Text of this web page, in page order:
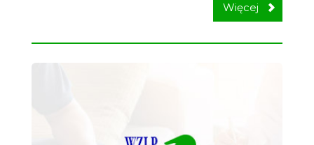
Więcej